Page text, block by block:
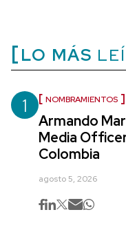
LO MÁS
1 NOMBRAMIENTOS
Armando
Media
Colombia
agosto 5, 2026